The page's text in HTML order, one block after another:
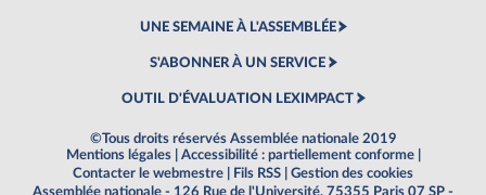
UNE SEMAINE À L'ASSEMBLÉE
S'ABONNER À UN SERVICE
OUTIL D'ÉVALUATION LEXIMPACT
©Tous droits réservés Assemblée nationale 2019
Mentions légales
Accessibilité : partiellement conforme
Contacter le webmestre
Fils RSS
Gestion des cookies
Assemblée nationale - 126 Rue de l'Université, 75355 Paris 07 SP -